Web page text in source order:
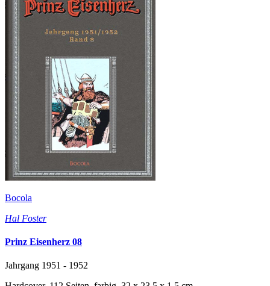
Bocola
Hal Foster
Prinz Eisenherz 08
Jahrgang 1951 - 1952